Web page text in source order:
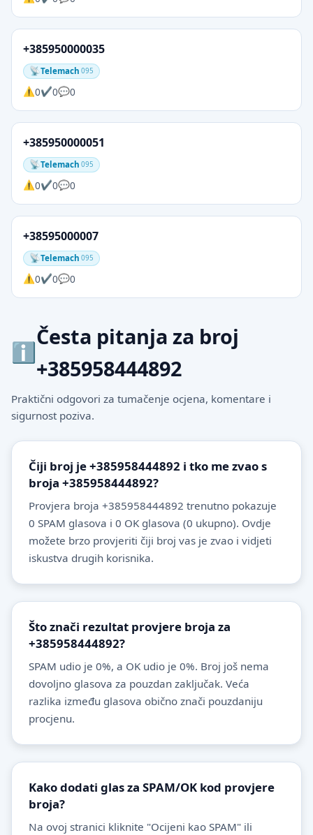
+385950000035
Telemach 095
0 0 0
+385950000051
Telemach 095
0 0 0
+38595000007
Telemach 095
0 0 0
Česta pitanja za broj
+385958444892
Praktični odgovori za tumačenje ocjena, komentare i
sigurnost poziva.
Čiji broj je +385958444892 i tko me zvao s
broja +385958444892?
Provjera broja +385958444892 trenutno pokazuje
0 SPAM glasova i 0 OK glasova (0 ukupno). Ovdje
možete brzo provjeriti čiji broj vas je zvao i vidjeti
iskustva drugih korisnika.
Što znači rezultat provjere broja za
+385958444892?
SPAM udio je 0%, a OK udio je 0%. Broj još nema
dovoljno glasova za pouzdan zaključak. Veća
razlika između glasova obično znači pouzdaniju
procjenu.
Kako dodati glas za SPAM/OK kod provjere
broja?
Na ovoj stranici kliknite "Ocijeni kao SPAM" ili